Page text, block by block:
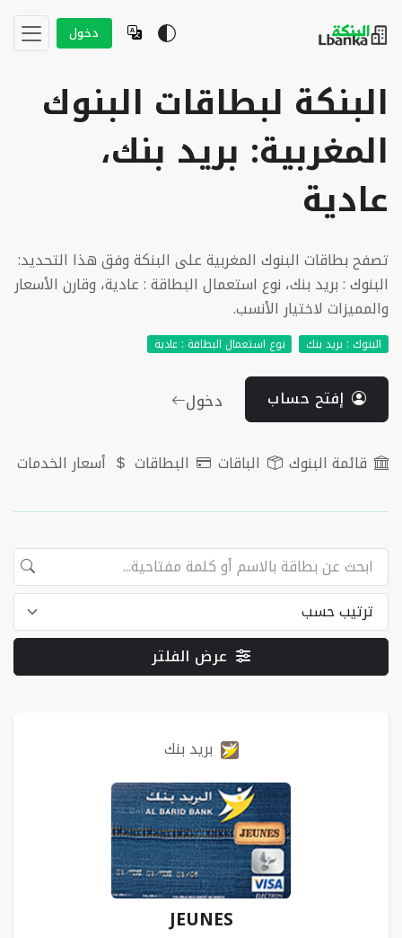
دخول
البنكة لبطاقات البنوك
المغربية: بريد بنك،
عادية
تصفح بطاقات البنوك المغربية على البنكة وفق هذا التحديد:
البنوك : بريد بنك، نوع استعمال البطاقة : عادية، وقارن الأسعار
والمميزات لاختيار الأنسب.
البنوك : بريد بنك نوع استعمال البطاقة : عادية
إفتح حساب دخول
قائمة البنوك الباقات البطاقات أسعار الخدمات
عرض الفلتر
بريد بنك
JEUNES